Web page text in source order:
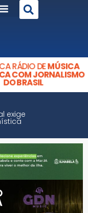
RÁDIO DEMÚSICA
COM JORNALISMO
DO BRASIL
exige